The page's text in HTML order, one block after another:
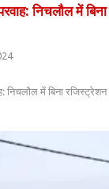
निचलौल में
निचलौल में बिना